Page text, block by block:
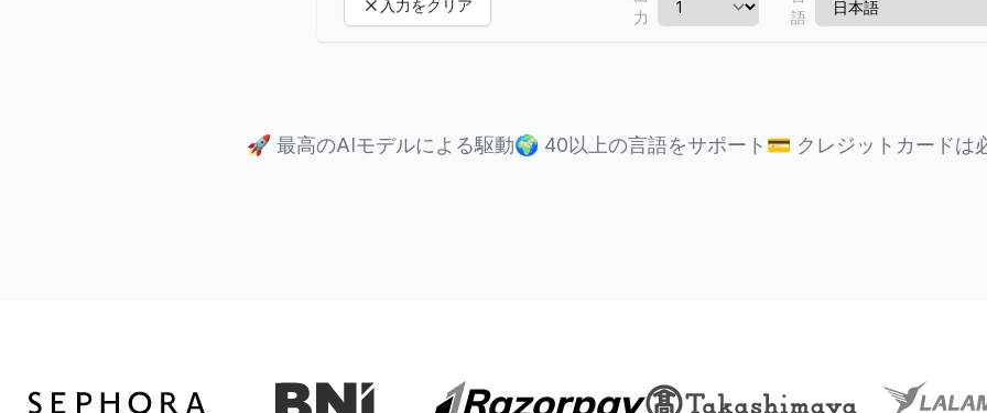
入力をクリア
力
語
🚀 最高のAIモデルによる駆動🌍 40以上の言語をサポート 💳 クレジットカードは